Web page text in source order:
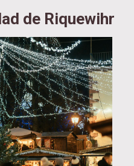
de Riquewihr